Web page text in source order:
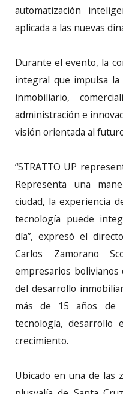
automatización
aplicada a las nuevas
Durante el evento, la
integral que impulsa
inmobiliario,
administración e
visión orientada al
“STRATTO UP
Representa una
ciudad, la experiencia
tecnología puede
día”, expresó el
Carlos Zamorano
empresarios bolivianos
del desarrollo
más de 15 años de
tecnología, desarrollo
crecimiento.
Ubicado en una de las